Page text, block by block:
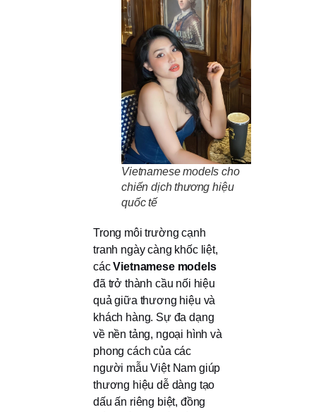
Vietnamese models cho
chiến dịch thương hiệu
quốc tế
Trong môi trường cạnh
tranh ngày càng khốc liệt,
cácVietnamese models
đã trở thành cầu nối hiệu
quả giữa thương hiệu và
khách hàng. Sự đa dạng
về nền tảng, ngoại hình và
phong cách của các
người mẫu Việt Nam giúp
thương hiệu dễ dàng tạo
dấu ấn riêng biệt, đồng